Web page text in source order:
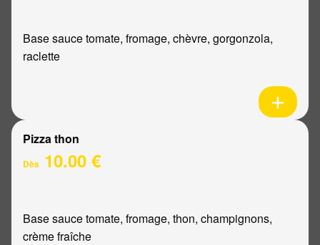
Base sauce tomate, fromage, chèvre, gorgonzola,
raclette
Pizza thon
Dès 10.00 €
Base sauce tomate, fromage, thon, champignons,
crème fraîche